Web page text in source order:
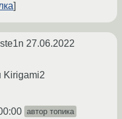
27.06.2022
Kirigami2
автор топика